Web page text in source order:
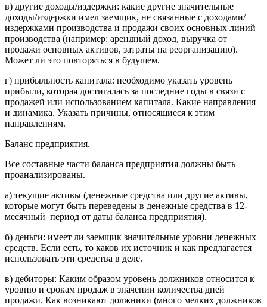
в) другие доходы/издержки: какие другие значительные
доходы/издержки имел заемщик, не связанные с доходами/
издержками производства и продажи своих основных линий
производства (например: арендный доход, выручка от
продажи основных активов, затраты на реорганизацию).
Может ли это повторяться в будущем.
г) прибыльность капитала: необходимо указать уровень
прибыли, которая достигалась за последние годы в связи с
продажей или использованием капитала. Какие направления
и динамика. Указать причины, относящиеся к этим
направлениям.
Баланс предприятия.
Все составные части баланса предприятия должны быть
проанализированы.
а) текущие активы (денежные средства или другие активы,
которые могут быть переведены в денежные средства в 12-
месячный период от даты баланса предприятия).
б) деньги: имеет ли заемщик значительные уровни денежных
средств. Если есть, то каков их источник и как предлагается
использовать эти средства в деле.
в) дебиторы: Каким образом уровень должников относится к
уровню и срокам продаж в значении количества дней
продажи. Как возникают должники (много мелких должников